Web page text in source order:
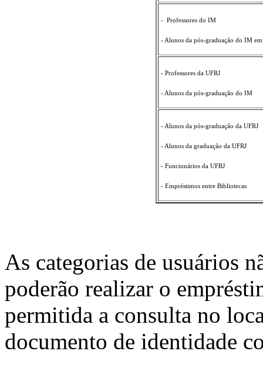
- Professores do IM
- Alunos da pós-graduação do IM
- Professores da UFRJ
- Alunos da pós-graduação do IM
- Alunos da pós-graduação da UFRJ
- Alunos da graduação da UFRJ
- Funcionários da UFRJ
- Empréstimos entre Bibliotecas
As categorias de usuários
poderão realizar o
permitida a consulta no
documento de identidade